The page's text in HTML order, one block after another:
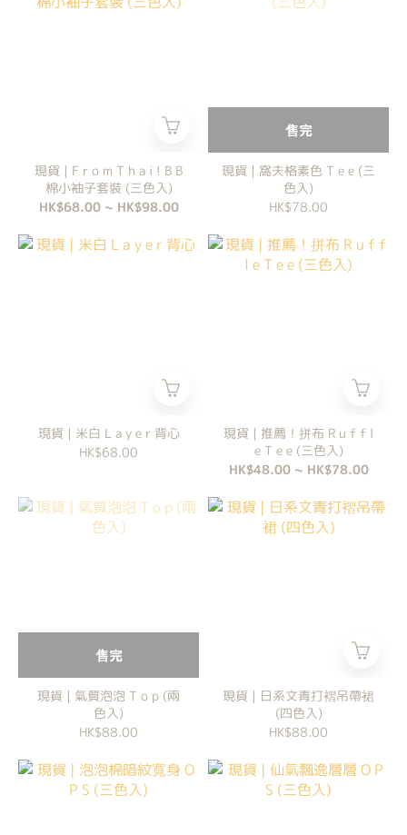
現貨 | F r o m T h a i ! B B
棉小袖子套裝 (三色入)
HK$68.00 ~ HK$98.00
售完
現貨 | 窩夫格素色 T e e (三
色入)
HK$78.00
現貨 | 米白 L a y e r 背心
HK$68.00
現貨 | 推薦！拼布 R u f f l
e T e e (三色入)
HK$48.00 ~ HK$78.00
售完
現貨 | 氣質泡泡 T o p (兩
色入)
HK$88.00
現貨 | 日系文青打褶吊帶裙
(四色入)
HK$88.00